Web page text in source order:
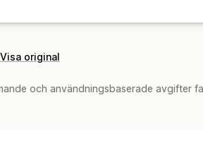
Visa original
och användningsbaserade avgifter